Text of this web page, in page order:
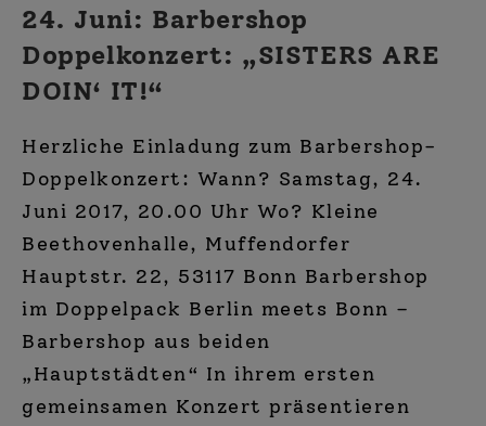
24. Juni: Barbershop
Doppelkonzert: „SISTERS ARE
DOIN‘ IT!“
Herzliche Einladung zum Barbershop-
Doppelkonzert: Wann? Samstag, 24.
Juni 2017, 20.00 Uhr Wo? Kleine
Beethovenhalle, Muffendorfer
Hauptstr. 22, 53117 Bonn Barbershop
im Doppelpack Berlin meets Bonn –
Barbershop aus beiden
„Hauptstädten“ In ihrem ersten
gemeinsamen Konzert präsentieren